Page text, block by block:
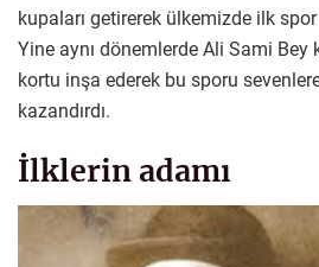
kupaları getirerek ülkemizde ilk
Yine aynı dönemlerde Ali Sami Bey
kortu inşa ederek bu sporu
kazandırdı.
İlklerin adamı